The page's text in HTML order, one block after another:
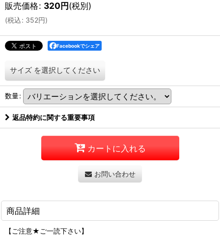
販売価格: 320円(税別)
(税込: 352円)
Facebookでシェア
サイズ を選択してください
数量:
返品特約に関する重要事項
カートに入れる
お問い合わせ
商品詳細
【ご注意★ご一読下さい】